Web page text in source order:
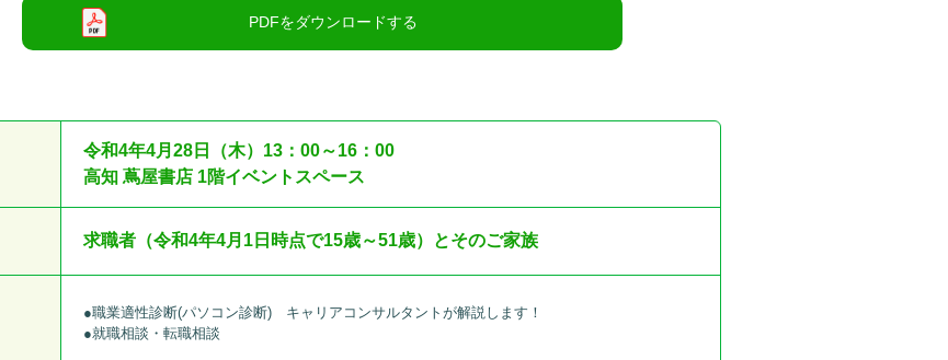
令和4年4月28日（木）13：00～16：00
高知 蔦屋書店 1階イベントスペース
求職者（令和4年4月1日時点で15歳～51歳）とそのご家族
●職業適性診断(パソコン診断) キャリアコンサルタントが解説します！
●就職相談・転職相談